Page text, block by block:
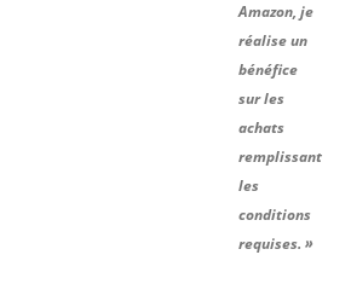
Amazon, je
réalise un
bénéfice
sur les
achats
remplissant
les
conditions
requises. »